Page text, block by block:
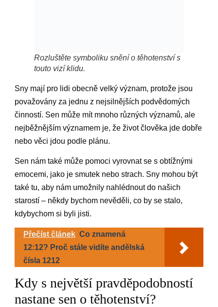
Rozluštěte symboliku snění o těhotenství s
touto vizí klidu.
Sny mají pro lidi obecně velký význam, protože jsou
považovány za jednu z nejsilnějších podvědomých
činností. Sen může mít mnoho různých významů, ale
nejběžnějším významem je, že život člověka jde dobře
nebo věci jdou podle plánu.
Sen nám také může pomoci vyrovnat se s obtížnými
emocemi, jako je smutek nebo strach. Sny mohou být
také tu, aby nám umožnily nahlédnout do našich
starostí – někdy bychom nevěděli, co by se stalo,
kdybychom si byli jisti.
Přečíst článek Co znamená
12:12? Proč stále vidíte andělská
čísla 1212
Kdy s největší pravděpodobností
nastane sen o těhotenství?